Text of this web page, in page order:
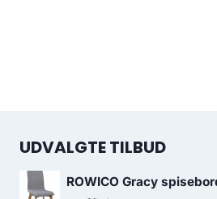
UDVALGTE TILBUD
ROWICO Gracy